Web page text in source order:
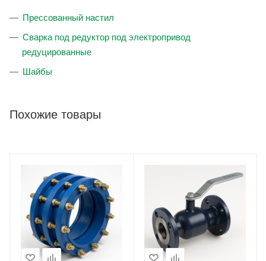
Прессованный настил
Сварка под редуктор под электропривод
редуцированные
Шайбы
Похожие товары